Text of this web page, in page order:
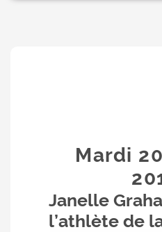
Mardi 20
Janelle
l’athlète de